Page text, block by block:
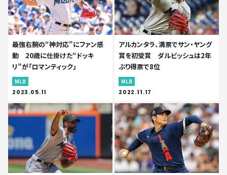
最強右腕の“神対応”にファン感
動 20歳に仕掛けた“ドッキ
リ”が「ロマンティック」
MLB
2023.05.11
アルカンタラ、満票でサン・ヤング
賞を初受賞 ダルビッシュは2年
ぶり得票で8位
MLB
2022.11.17